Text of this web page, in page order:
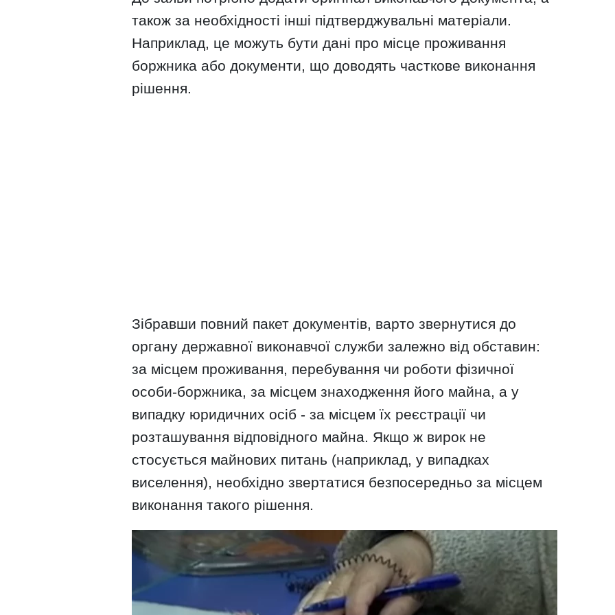
також за необхідності інші підтверджувальні матеріали.
Наприклад, це можуть бути дані про місце проживання
боржника або документи, що доводять часткове виконання
рішення.
Зібравши повний пакет документів, варто звернутися до
органу державної виконавчої служби залежно від обставин:
за місцем проживання, перебування чи роботи фізичної
особи-боржника, за місцем знаходження його майна, а у
випадку юридичних осіб - за місцем їх реєстрації чи
розташування відповідного майна. Якщо ж вирок не
стосується майнових питань (наприклад, у випадках
виселення), необхідно звертатися безпосередньо за місцем
виконання такого рішення.